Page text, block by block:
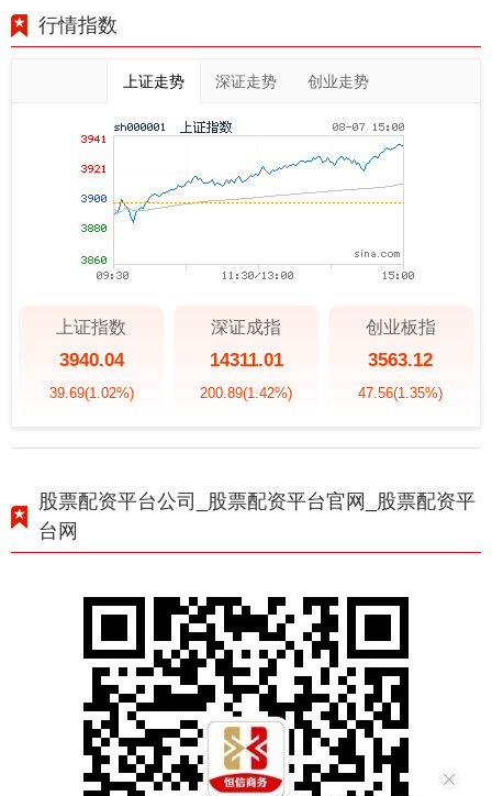
行情指数
上证走势 深证走势 创业走势
上证指数
3940.04
39.69(1.02%)
深证成指
14311.01
200.89(1.42%)
创业板指
3563.12
47.56(1.35%)
股票配资平台公司_股票配资平台官网_股票配资平
台网